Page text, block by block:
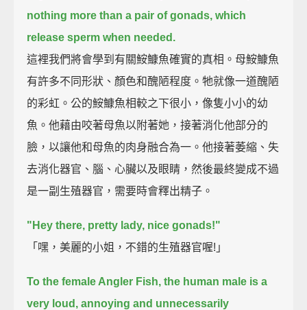
nothing more than a pair of gonads, which
release sperm when needed.
這裡我們將會學到有關鮟鱇魚確實的真相。母鮟鱇魚
有許多不同形狀、顏色和醜陋程度。牠就像一道醜陋
的彩虹。公的鮟鱇魚相較之下很小，像隻小小的幼
魚。他藉由咬著母魚以附著她，接著消化他部分的
臉，以讓他和母魚的肉身融合為一。他接著萎縮、失
去消化器官、腦、心臟以及眼睛，然後最終變成不過
是一副生殖器官，需要時會釋出精子。
"Hey there, pretty lady, nice gonads!"
「嘿，美麗的小姐，不錯的生殖器官喔!」
To the female Angler Fish, the human male is a
very loud, annoying and unnecessarily